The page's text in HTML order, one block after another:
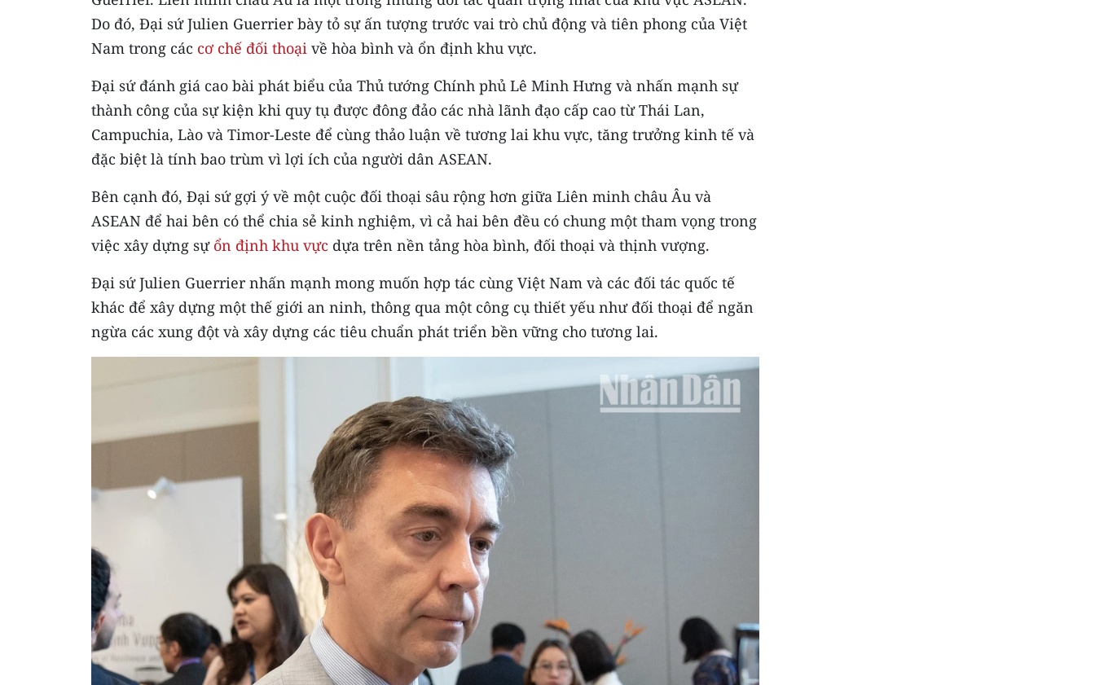
Do đó, Đại sứ Julien Guerrier bày tỏ sự ấn tượng trước vai trò chủ động và tiên phong của Việt
Nam trong các cơ chế đối thoại về hòa bình và ổn định khu vực.
Đại sứ đánh giá cao bài phát biểu của Thủ tướng Chính phủ Lê Minh Hưng và nhấn mạnh sự
thành công của sự kiện khi quy tụ được đông đảo các nhà lãnh đạo cấp cao từ Thái Lan,
Campuchia, Lào và Timor-Leste để cùng thảo luận về tương lai khu vực, tăng trưởng kinh tế và
đặc biệt là tính bao trùm vì lợi ích của người dân ASEAN.
Bên cạnh đó, Đại sứ gợi ý về một cuộc đối thoại sâu rộng hơn giữa Liên minh châu Âu và
ASEAN để hai bên có thể chia sẻ kinh nghiệm, vì cả hai bên đều có chung một tham vọng trong
việc xây dựng sự ổn định khu vực dựa trên nền tảng hòa bình, đối thoại và thịnh vượng.
Đại sứ Julien Guerrier nhấn mạnh mong muốn hợp tác cùng Việt Nam và các đối tác quốc tế
khác để xây dựng một thế giới an ninh, thông qua một công cụ thiết yếu như đối thoại để ngăn
ngừa các xung đột và xây dựng các tiêu chuẩn phát triển bền vững cho tương lai.